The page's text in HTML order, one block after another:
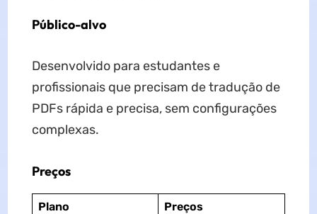
Público-alvo
Desenvolvido para estudantes e
profissionais que precisam de tradução de
PDFs rápida e precisa, sem configurações
complexas.
Preços
Plano
Preços